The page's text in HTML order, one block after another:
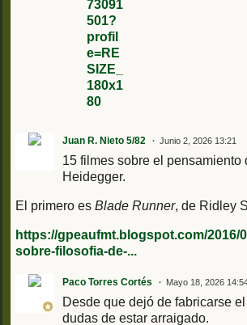
Juan R. Nieto 5/82 Junio 2, 2026 13:21
15 filmes sobre el pensamiento
Heidegger.
El primero es Blade Runner, de Ridley
https://gpeaufmt.blogspot.com/2016/
sobre-filosofia-de-...
Paco Torres Cortés Mayo 18, 2026
Desde que dejó de fabricarse
dudas de estar arraigado.